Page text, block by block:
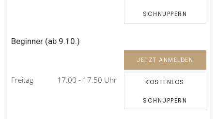
SCHNUPPERN
Beginner (ab 9.10.)
Freitag 17.00 - 17.50 Uhr
JETZT ANMELDEN
KOSTENLOS
SCHNUPPERN